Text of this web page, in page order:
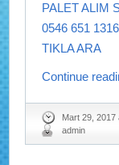
PALET ALIM
0546 651 1316
TIKLA ARA
Continue
Mart 29, 2017
admin